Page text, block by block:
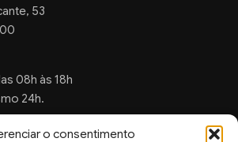
o consentimento
53
08h às 18h
24h.